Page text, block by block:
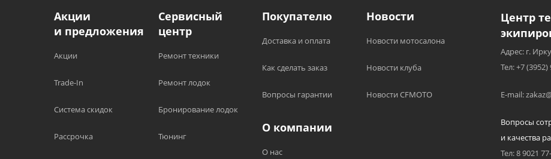
Акции
и предложения
Акции
Trade-In
Система скидок
Рассрочка
Сервисный
центр
Ремонт техники
Ремонт лодок
Бронирование лодок
Тюнинг
Покупателю
Доставка и оплата
Как сделать заказ
Вопросы гарантии
Новости
Новости мотосалона
Новости клуба
Новости CFMOTO
О компании
О нас
Центр
Адрес: г.
Тел: +7 (3952)
E-mail:
Вопросы
и качества
Тел: 8 9021